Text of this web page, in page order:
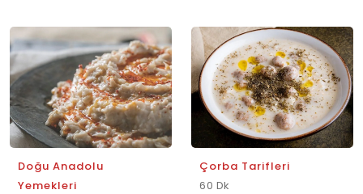
Doğu Anadolu
Yemekleri
Çorba Tarifleri
60 Dk